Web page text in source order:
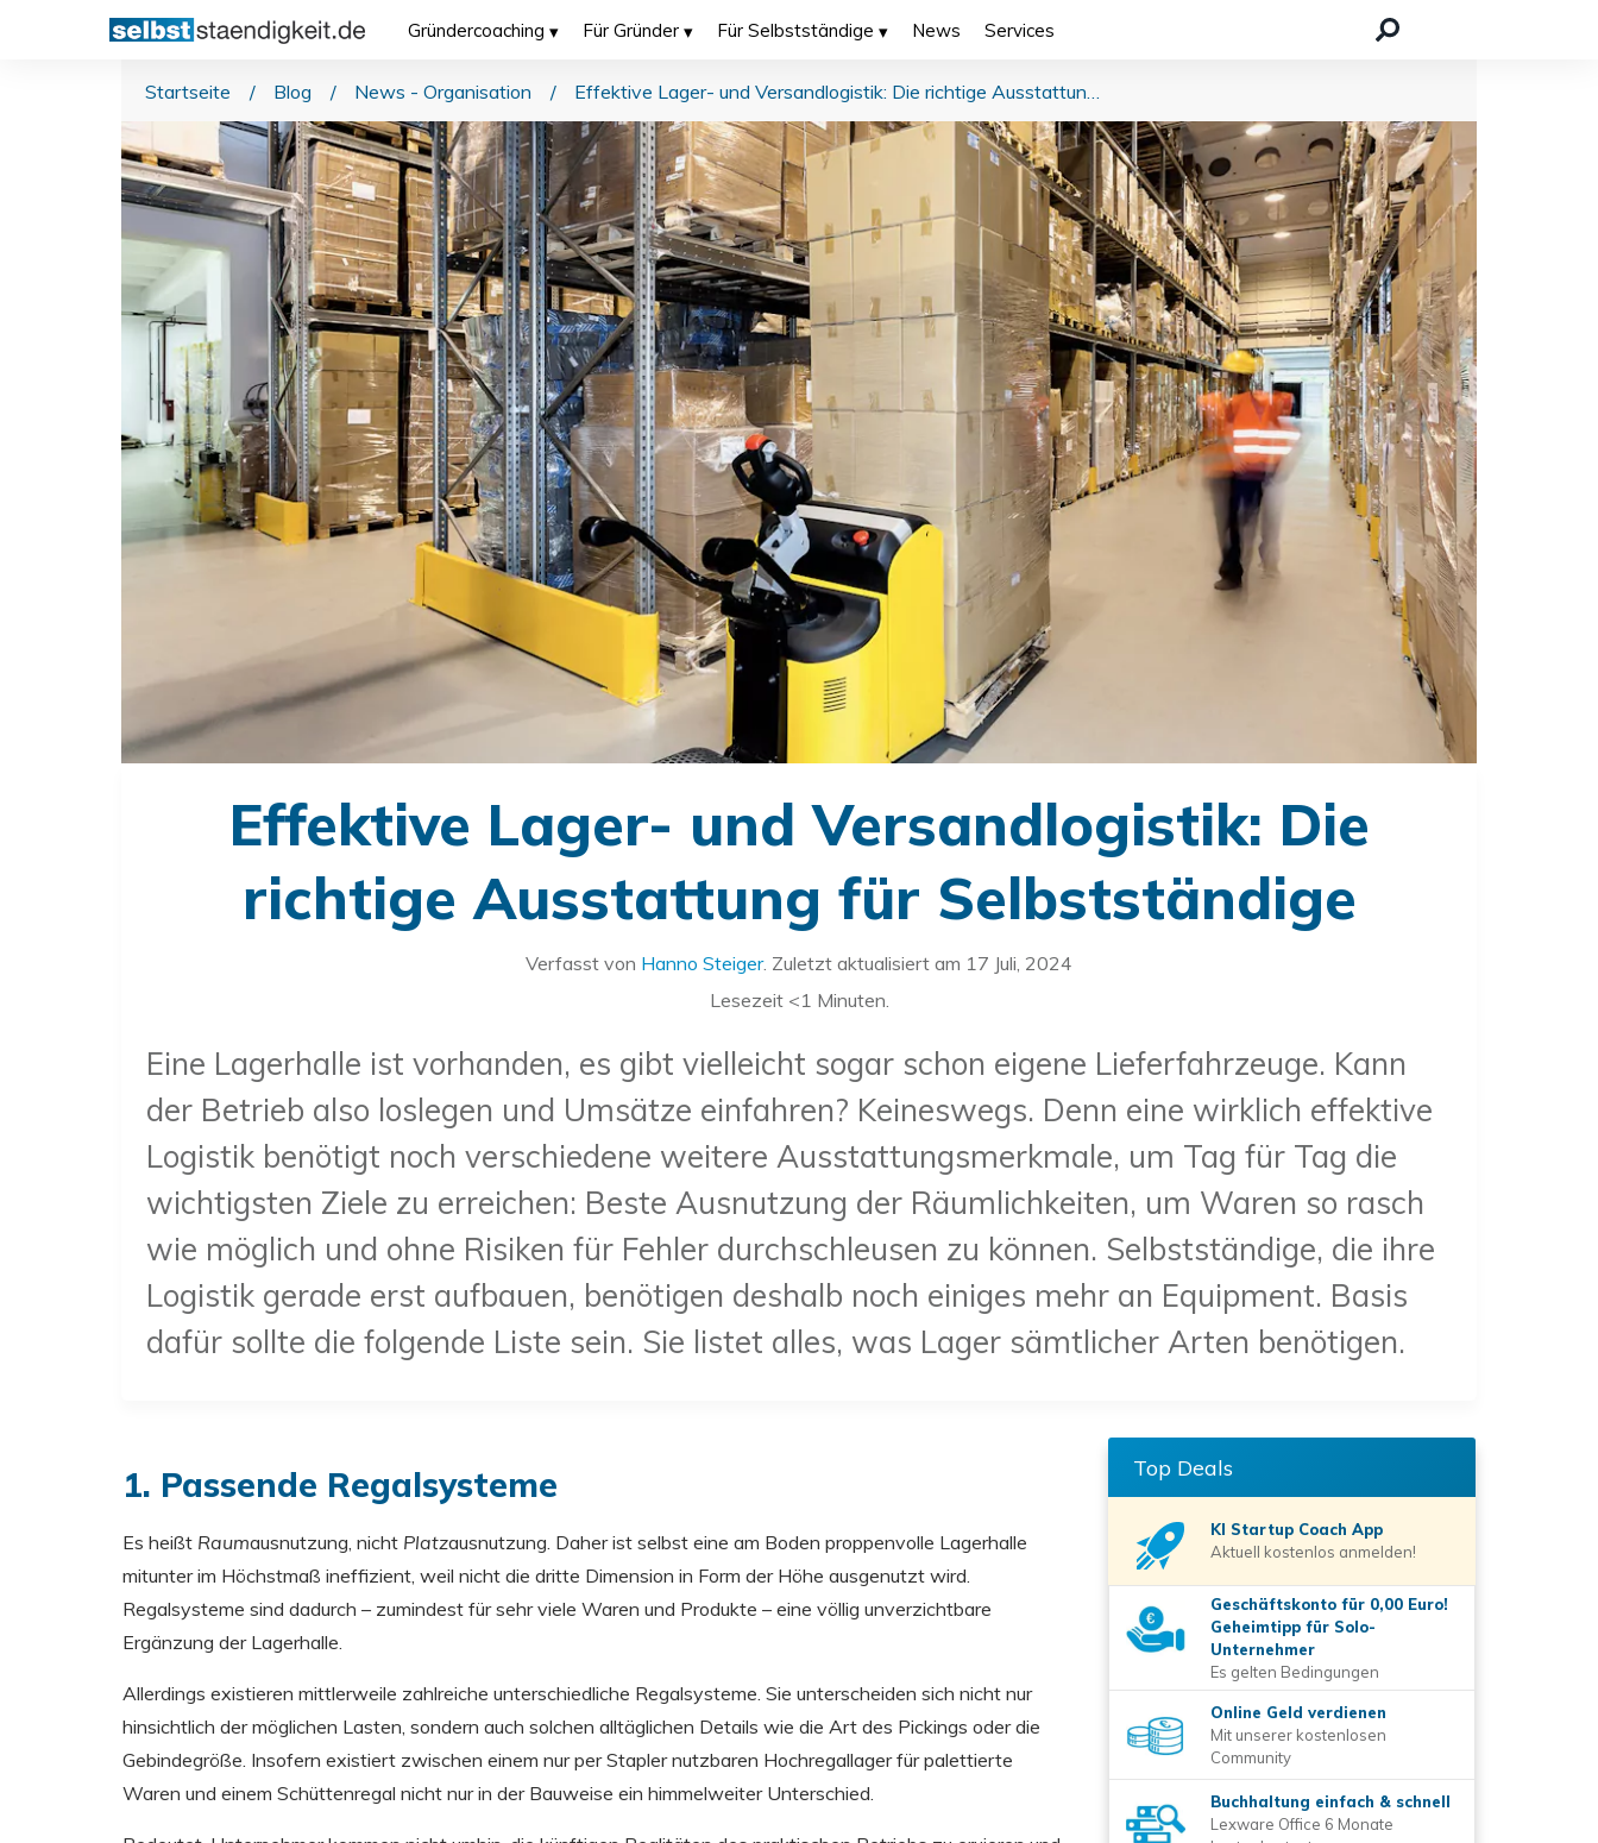
Gründercoaching Für Gründer Für Selbstständige News Services
Startseite / Blog / News - Organisation / Effektive Lager- und Versandlogistik: Die richtige Ausstattung für Selbstständige
Effektive Lager- und Versandlogistik: Die
richtige Ausstattung für Selbstständige
Verfasst von Hanno Steiger. Zuletzt aktualisiert am 17 Juli, 2024
Lesezeit <1 Minuten.
Eine Lagerhalle ist vorhanden, es gibt vielleicht sogar schon eigene Lieferfahrzeuge. Kann
der Betrieb also loslegen und Umsätze einfahren? Keineswegs. Denn eine wirklich effektive
Logistik benötigt noch verschiedene weitere Ausstattungsmerkmale, um Tag für Tag die
wichtigsten Ziele zu erreichen: Beste Ausnutzung der Räumlichkeiten, um Waren so rasch
wie möglich und ohne Risiken für Fehler durchschleusen zu können. Selbstständige, die ihre
Logistik gerade erst aufbauen, benötigen deshalb noch einiges mehr an Equipment. Basis
dafür sollte die folgende Liste sein. Sie listet alles, was Lager sämtlicher Arten benötigen.
1. Passende Regalsysteme
Es heißt Raumausnutzung, nicht Platzausnutzung. Daher ist selbst eine am Boden proppenvolle Lagerhalle
mitunter im Höchstmaß ineffizient, weil nicht die dritte Dimension in Form der Höhe ausgenutzt wird.
Regalsysteme sind dadurch – zumindest für sehr viele Waren und Produkte – eine völlig unverzichtbare
Ergänzung der Lagerhalle.
Allerdings existieren mittlerweile zahlreiche unterschiedliche Regalsysteme. Sie unterscheiden sich nicht nur
hinsichtlich der möglichen Lasten, sondern auch solchen alltäglichen Details wie die Art des Pickings oder die
Gebindegröße. Insofern existiert zwischen einem nur per Stapler nutzbaren Hochregallager für palettierte
Waren und einem Schüttenregal nicht nur in der Bauweise ein himmelweiter Unterschied.
Top Deals
KI Startup Coach App
Aktuell kostenlos anmelden!
Geschäftskonto für 0,00 Euro!
Geheimtipp für Solo-
Unternehmer
Es gelten Bedingungen
Online Geld verdienen
Mit unserer kostenlosen
Community
Buchhaltung einfach & schnell
Lexware Office 6 Monate